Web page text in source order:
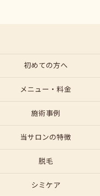
初めての方へ
メニュー・料金
施術事例
当サロンの特徴
脱毛
シミケア